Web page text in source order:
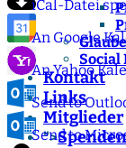
Social
Kontakt
Links
Mitglieder
">Spenden
iCal-Datei
An Google
An Yahoo
Send to
Send to